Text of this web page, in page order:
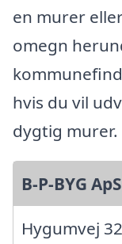
en murer
omegn
hvis du vil
dygtig murer.
B-P-BYG ApS
Hygumvej